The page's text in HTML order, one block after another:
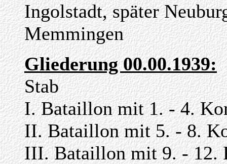
Ingolstadt, später
Memmingen
Gliederung 00.00.1939:
Stab
I. Bataillon mit 1. - 4.
II. Bataillon mit 5. - 8.
III. Bataillon mit 9. - 12.